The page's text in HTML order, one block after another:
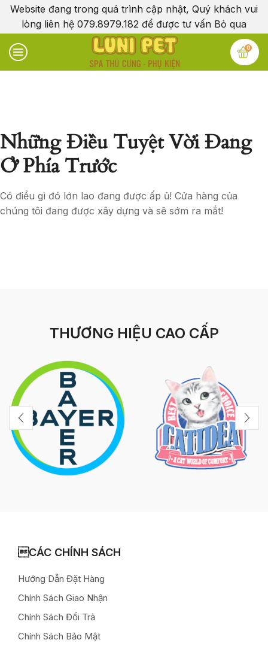
Website đang trong quá trình cập nhật, Quý khách vui
lòng liên hệ 079.8979.182 để được tư vấn Bỏ qua
0
Những Điều Tuyệt Vời Đang
Ở Phía Trước
Có điều gì đó lớn lao đang được ấp ủ! Cửa hàng của
chúng tôi đang được xây dựng và sẽ sớm ra mắt!
THƯƠNG HIỆU CAO CẤP
CÁC CHÍNH SÁCH
Hướng Dẫn Đặt Hàng
Chính Sách Giao Nhận
Chính Sách Đổi Trả
Chính Sách Bảo Mật